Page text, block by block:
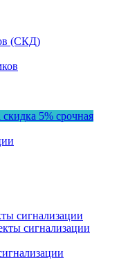
(СКД)
скидка 5% срочная
сигнализации
сигнализации